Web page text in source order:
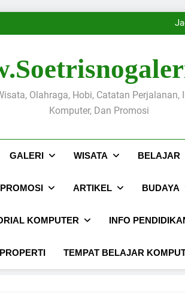
Sejarah
Ayam Karkas
Ayam Karkas
Olahraga, Hobi, Catatan Perjalanan,
Komputer, Dan Promosi
GALERI WISATA BELAJAR
PROMOSI ARTIKEL BUDAYA
KOMPUTER INFO
PROPERTI TEMPAT BELAJAR